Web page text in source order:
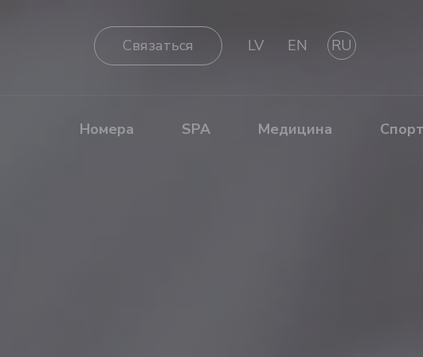
Cвязаться LV EN RU
Номера SPA Медицина Спорт